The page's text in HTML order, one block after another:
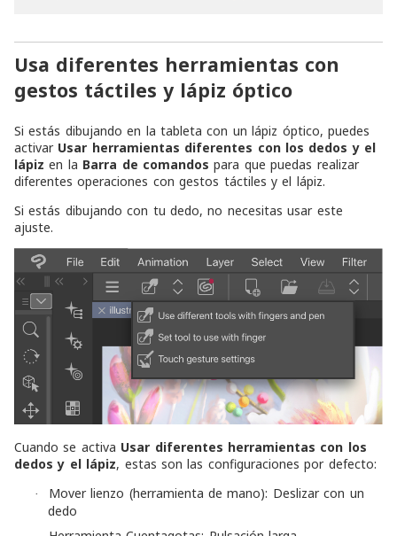
Usa diferentes herramientas con
gestos táctiles y lápiz óptico
Si estás dibujando en la tableta con un lápiz óptico, puedes
activar Usar herramientas diferentes con los dedos y el
lápiz en la Barra de comandos para que puedas realizar
diferentes operaciones con gestos táctiles y el lápiz.
Si estás dibujando con tu dedo, no necesitas usar este
ajuste.
Cuando se activa Usar diferentes herramientas con los
dedos y el lápiz, estas son las configuraciones por defecto:
·
Mover lienzo (herramienta de mano): Deslizar con un
dedo